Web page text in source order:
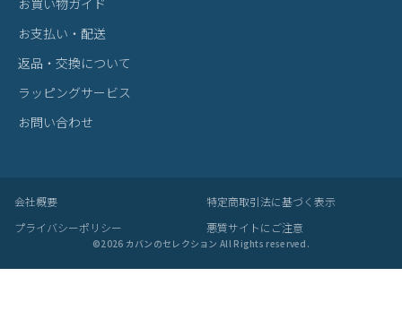
お買い物ガイド
お支払い・配送
返品・交換について
ラッピングサービス
お問い合わせ
会社概要
特定商取引法に基づく表示
プライバシーポリシー
悪質サイトにご注意
©2026 カバンのセレクション All Rights reserved.